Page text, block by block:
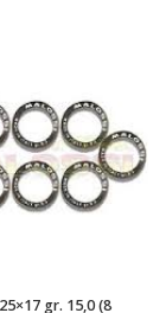
gr. 15,0 (8